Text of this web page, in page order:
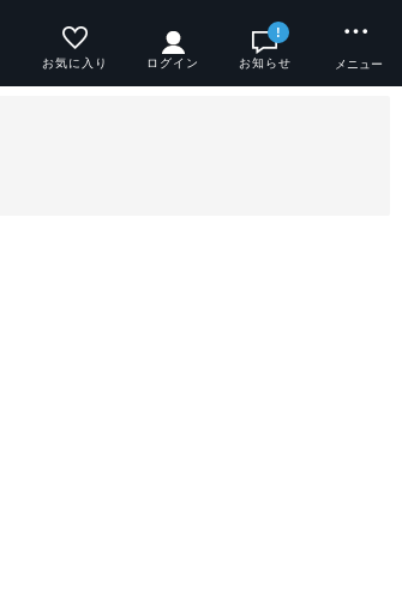
お気に入り ログイン
!
お知らせ メニュー